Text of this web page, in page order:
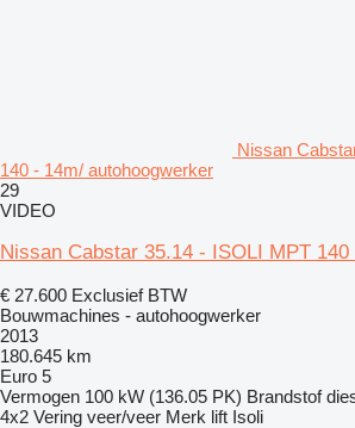
Nissan
140 - 14m/ autohoogwerker
29
VIDEO
Nissan Cabstar 35.14 - ISOLI MPT 140
€ 27.600 Exclusief BTW
Bouwmachines - autohoogwerker
2013
180.645 km
Euro 5
Vermogen 100 kW (136.05 PK) Brandstof
4x2 Vering veer/veer Merk lift Isoli